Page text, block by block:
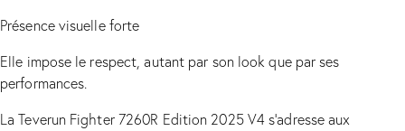
Présence visuelle forte
Elle impose le respect, autant par son look que par ses
performances.
La Teverun Fighter 7260R Edition 2025 V4 s’adresse aux